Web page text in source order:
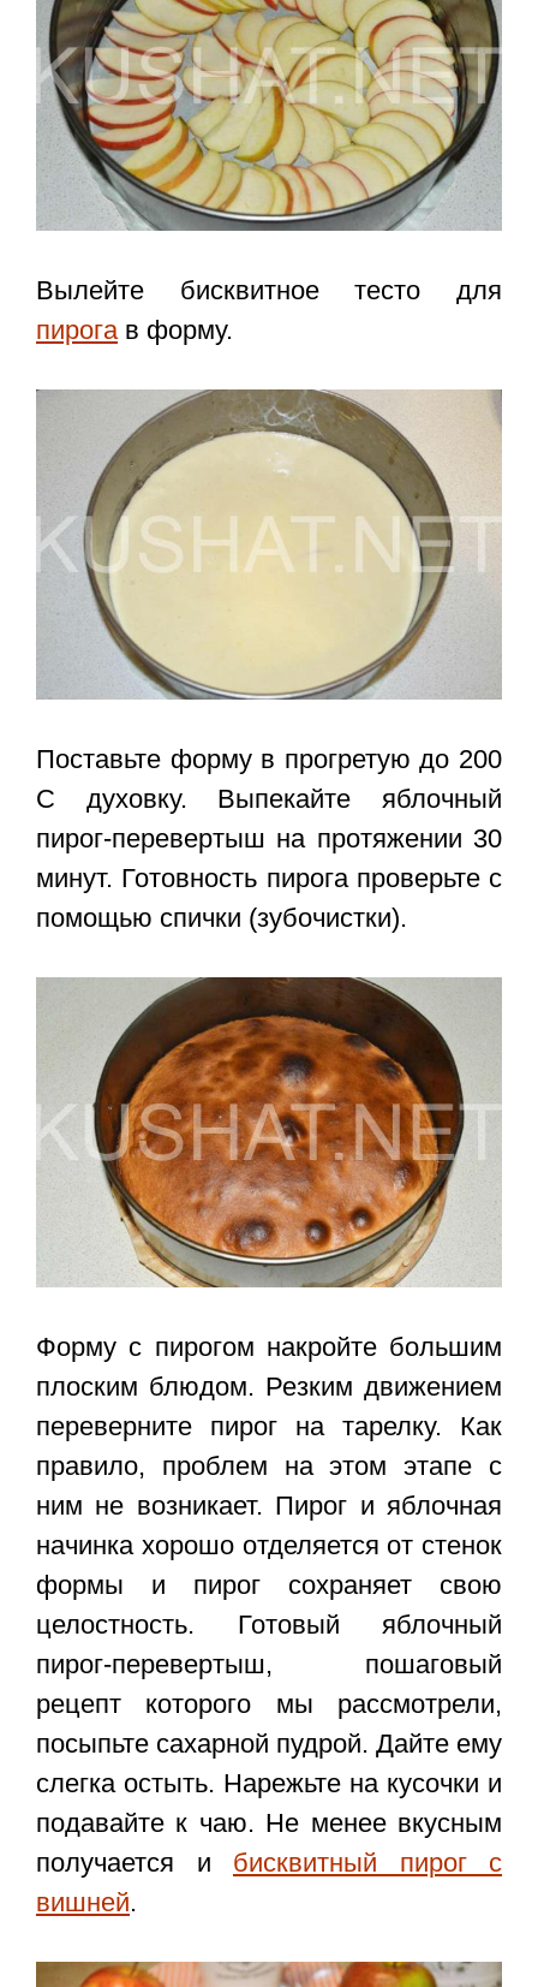
Вылейте бисквитное тесто для
пирогав форму.
Поставьте форму в прогретую до 200
С духовку. Выпекайте яблочный
пирог-перевертыш на протяжении 30
минут. Готовность пирога проверьте с
помощью спички (зубочистки).
Форму с пирогом накройте большим
плоским блюдом. Резким движением
переверните пирог на тарелку. Как
правило, проблем на этом этапе с
ним не возникает. Пирог и яблочная
начинка хорошо отделяется от стенок
формы и пирог сохраняет свою
целостность. Готовый яблочный
пирог-перевертыш, пошаговый
рецепт которого мы рассмотрели,
посыпьте сахарной пудрой. Дайте ему
слегка остыть. Нарежьте на кусочки и
подавайте к чаю. Не менее вкусным
получается и бисквитный пирог с
вишней.